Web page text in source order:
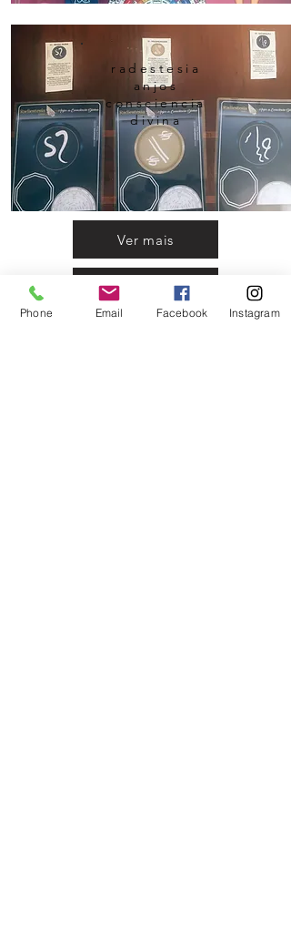
radestesia
anjos
consciencia
divina
Ver mais
Ver mais
Phone Email Facebook Instagram